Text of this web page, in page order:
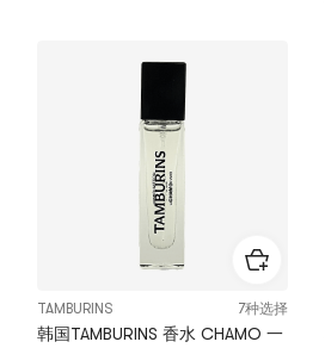
TAMBURINS 7种选择
韩国TAMBURINS 香水 CHAMO 一